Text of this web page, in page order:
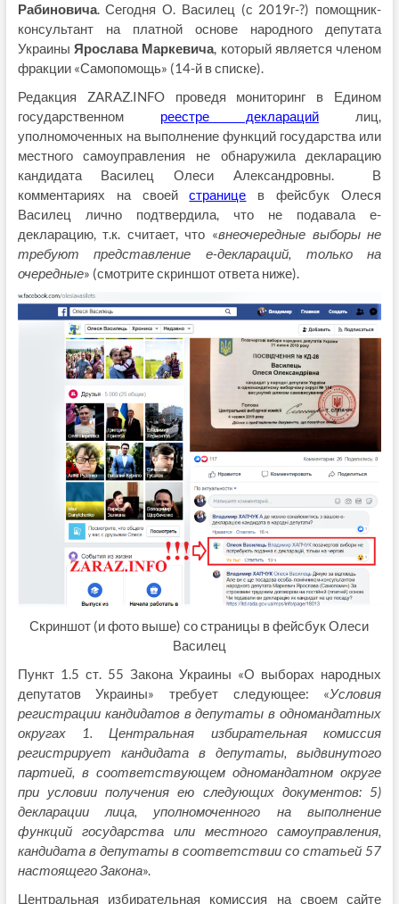
Рабиновича. Сегодня О. Василец (с 2019г-?) помощник-
консультант на платной основе народного депутата
УкраиныЯрослава Маркевича, который является членом
фракции «Самопомощь» (14-й в списке).
Редакция ZARAZ.INFO проведя мониторинг в Едином
государственном реестре деклараций лиц,
уполномоченных на выполнение функций государства или
местного самоуправления не обнаружила декларацию
кандидата Василец Олеси Александровны. В
комментариях на своейстранице в фейсбук Олеся
Василец лично подтвердила, что не подавала е-
декларацию, т.к. считает, что «внеочередные выборы не
требуют представление е-деклараций, только на
очередные» (смотрите скриншот ответа ниже).
Скриншот (и фото выше) со страницы в фейсбук Олеси
Василец
Пункт 1.5 ст. 55 Закона Украины «О выборах народных
депутатов Украины» требует следующее: «Условия
регистрации кандидатов в депутаты в одномандатных
округах 1. Центральная избирательная комиссия
регистрирует кандидата в депутаты, выдвинутого
партией, в соответствующем одномандатном округе
при условии получения ею следующих документов: 5)
декларации лица, уполномоченного на выполнение
функций государства или местного самоуправления,
кандидата в депутаты в соответствии со статьей 57
настоящего Закона».
Центральная избирательная комиссия на своем сайте